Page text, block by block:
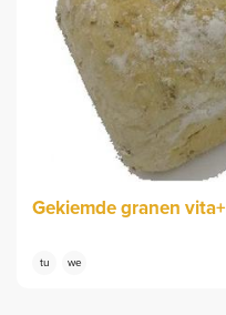
Gekiemde granen vita+
tu we